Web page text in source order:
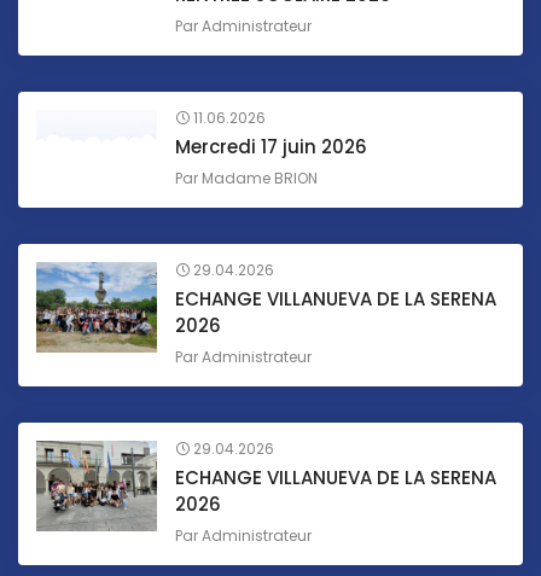
ParAdministrateur
11.06.2026
Mercredi 17 juin 2026
Par Madame BRION
29.04.2026
ECHANGE VILLANUEVA DE LA SERENA
2026
ParAdministrateur
29.04.2026
ECHANGE VILLANUEVA DE LA SERENA
2026
ParAdministrateur